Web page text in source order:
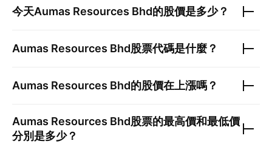
今天Aumas Resources Bhd的股價是多少？
Aumas Resources Bhd股票代碼是什麼？
Aumas Resources Bhd的股價在上漲嗎？
Aumas Resources Bhd股票的最高價和最低價
分別是多少？